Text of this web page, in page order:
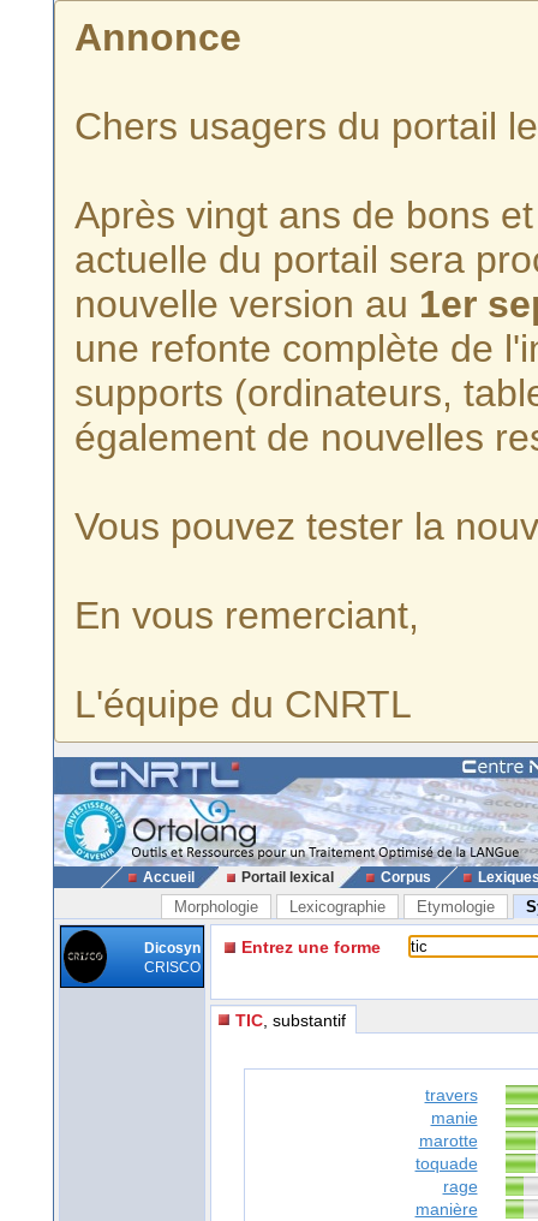
Annonce
Chers usagers du portail
Après vingt ans de bons
actuelle du portail sera
nouvelle version au 1er
une refonte complète de
supports (ordinateurs,
également de nouvelles
Vous pouvez tester la
En vous remerciant,
L'équipe du CNRTL
Accueil Portail lexical Corpus
Morphologie Lexicographie Etymologie
Dicosyn
CRISCO
Entrez une forme
TIC , substantif
travers
manie
marotte
toquade
rage
manière